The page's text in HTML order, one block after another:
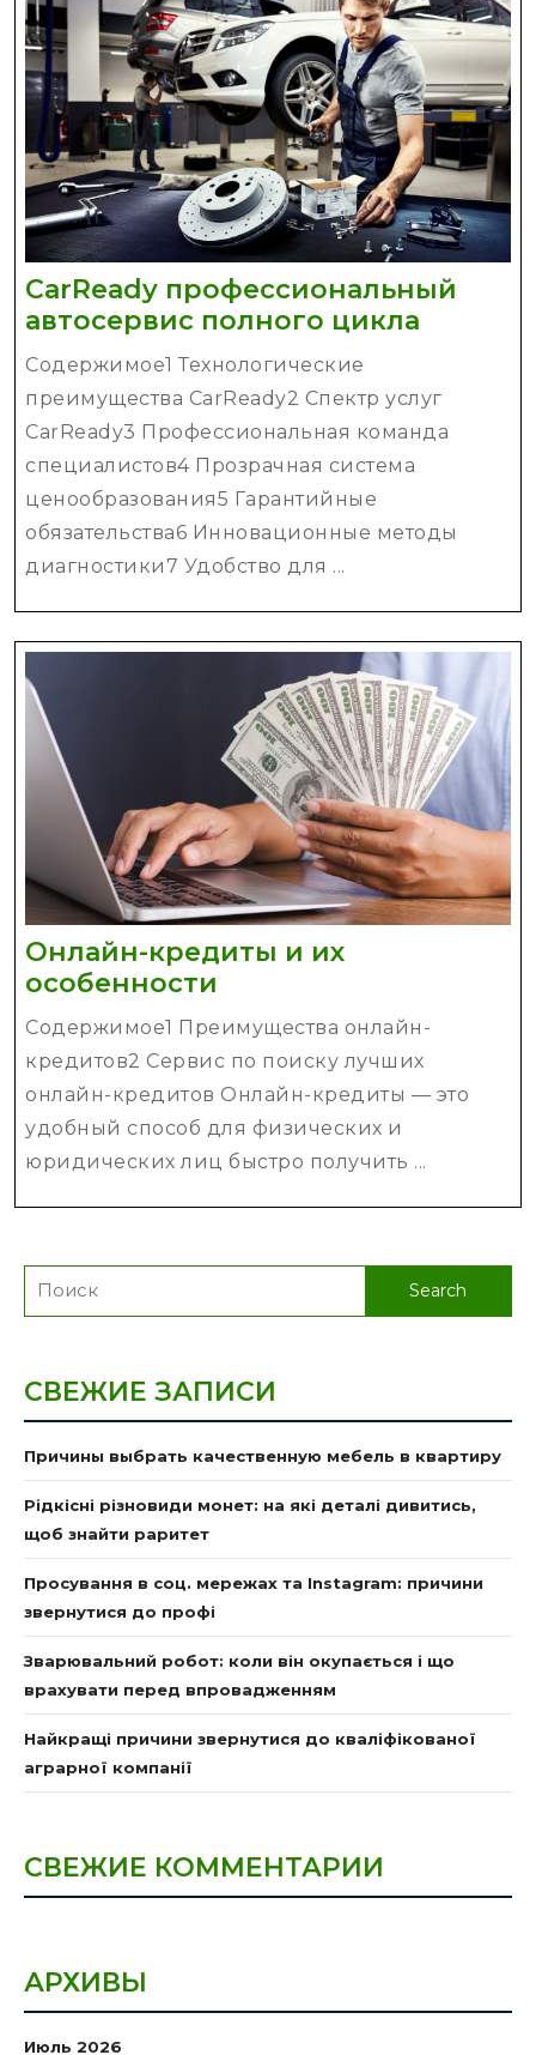
CarReady профессиональный
автосервис полного цикла
цикла
Содержимое1 Технологические
преимущества CarReady2 Спектр услуг
CarReady3 Профессиональная команда
специалистов4 Прозрачная система
ценообразования5 Гарантийные
обязательства6 Инновационные методы
диагностики7 Удобство для ...
Онлайн-кредиты и их
особенности
и
их
особенности
Содержимое1 Преимущества онлайн-
кредитов2 Сервис по поиску лучших
онлайн-кредитов Онлайн-кредиты — это
удобный способ для физических и
юридических лиц быстро получить ...
Search
СВЕЖИЕ ЗАПИСИ
Причины выбрать качественную мебель в квартиру
Рідкісні різновиди монет: на які деталі дивитись,
щоб знайти раритет
Просування в соц. мережах та Instagram: причини
звернутися до профі
Зварювальний робот: коли він окупається і що
врахувати перед впровадженням
Найкращі причини звернутися до кваліфікованої
аграрної компанії
СВЕЖИЕ КОММЕНТАРИИ
АРХИВЫ
Июль 2026